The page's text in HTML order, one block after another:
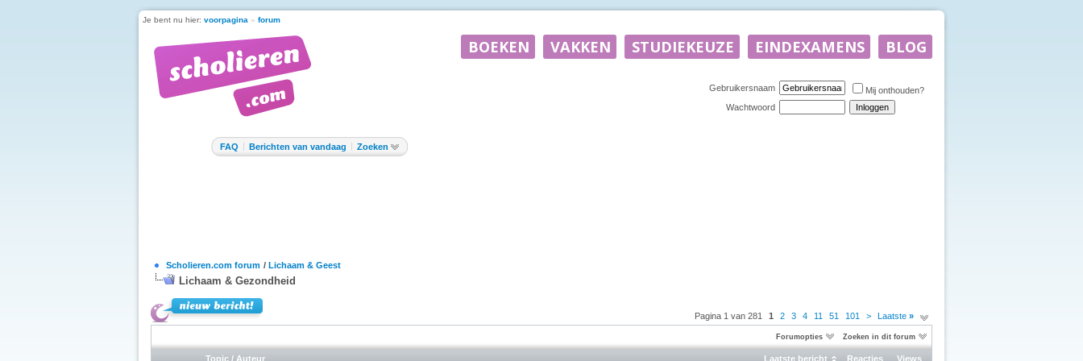
Je bent nu hier: voorpagina » forum
Gebruikersnaam
Mij onthouden?
Wachtwoord
FAQ Berichten van vandaag Zoeken
Scholieren.com forum / Lichaam & Geest
Lichaam & Gezondheid
Pagina 1 van 281 1 2 3 4 11 51 101 > Laatste »
Forumopties Zoeken in dit forum
Topic / Auteur Laatste bericht Reacties Views